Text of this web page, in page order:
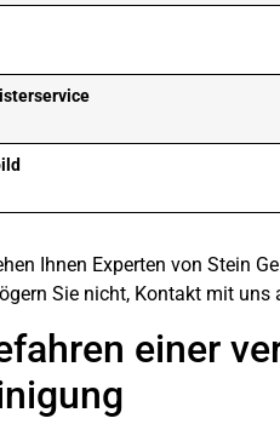
Ihnen Experten von Stein
Sie nicht, Kontakt mit
einer